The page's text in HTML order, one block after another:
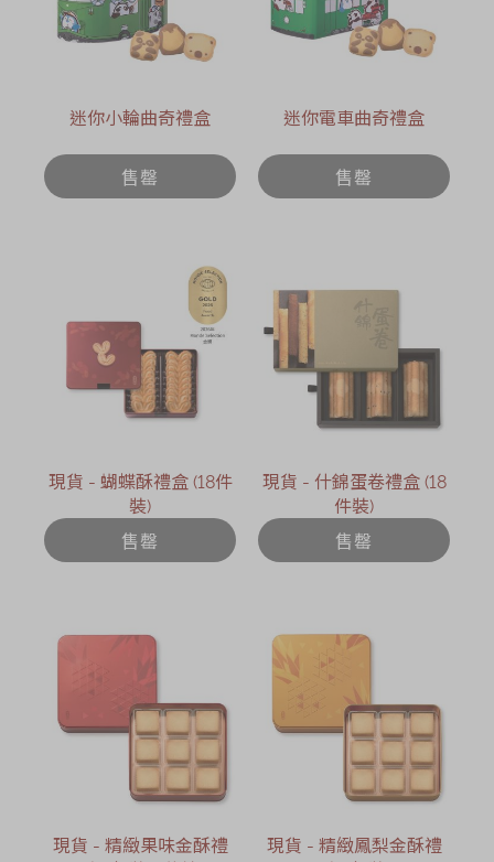
迷你小輪曲奇禮盒
售罄
迷你電車曲奇禮盒
售罄
現貨 - 蝴蝶酥禮盒 (18件
裝)
售罄
現貨 - 什錦蛋卷禮盒 (18
件裝)
售罄
現貨 - 精緻果味金酥禮
現貨 - 精緻鳳梨金酥禮